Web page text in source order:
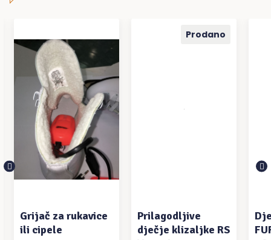
DODAJ U
KOŠARICU
Grijač za rukavice
ili cipele
Prodano
PROČITAJ VIŠE
Prilagodljive
dječje klizaljke RS